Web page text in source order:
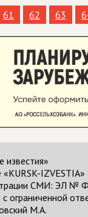
61 62 63
IZVESTIA»
СМИ: ЭЛ №
ограниченной
М.А.